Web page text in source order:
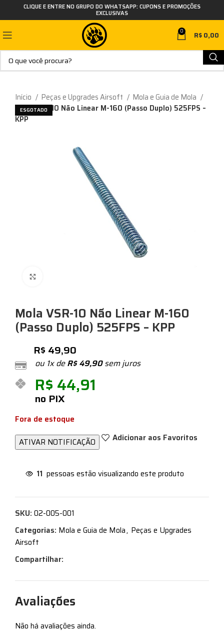
CLIQUE E ENTRE NO GRUPO DO WHATSAPP: CUPONS E PROMOÇÕES
EXCLUSIVAS
0 R$0,00
Início Peças e Upgrades Airsoft
Mola e Guia de Mola
Mola VSR-10 Não Linear M-160 (Passo Duplo) 525FPS –
KPP
ESGOTADO
Mola VSR-10 Não Linear M-160
(Passo Duplo) 525FPS – KPP
R$ 49,90
ou 1x deR$49,90sem juros
R$ 44,91
no PIX
Fora de estoque
Adicionar aos Favoritos
11 pessoas estão visualizando este produto
SKU: 02-005-001
Categorias: Mola e Guia de Mola, Peças e Upgrades
Airsoft
Compartilhar:
Avaliações
Não há avaliações ainda.